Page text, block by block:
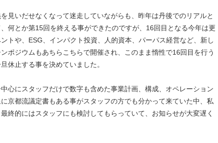
見いだせなくなって迷走していながらも、昨年は丹後でのリアルと
何とか第15回を終える事ができたのですが、16回目となる今年は更
トや、ESG、インパクト投資、人的資本、パーパス経営など、新し
ポジウムもあちらこちらで開催され、このまま惰性で16回目を行う
休止する事を決めていました。
心にスタッフだけで数字も含めた事業計画、構成、オペレーション
京都流議定書もある事がスタッフの方でも分かって来ていた中、私
終的にはスタッフにも検討してもらっていて、お知らせが大変遅く